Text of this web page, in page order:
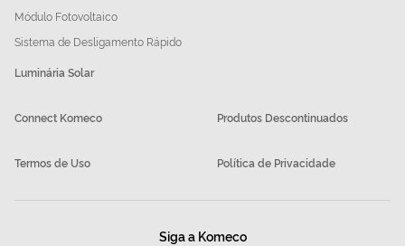
Módulo Fotovoltaico
Sistema de Desligamento Rápido
Luminária Solar
Connect Komeco Produtos Descontinuados
Termos de Uso Política de Privacidade
Siga a Komeco